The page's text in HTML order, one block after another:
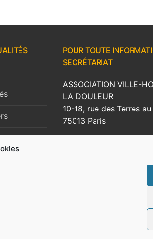
presse
POUR TOUTE
SECRÉTARIAT
ASSOCIATION VILLE-
LA DOULEUR
10-18, rue des Terres
75013 Paris
www.reseau-